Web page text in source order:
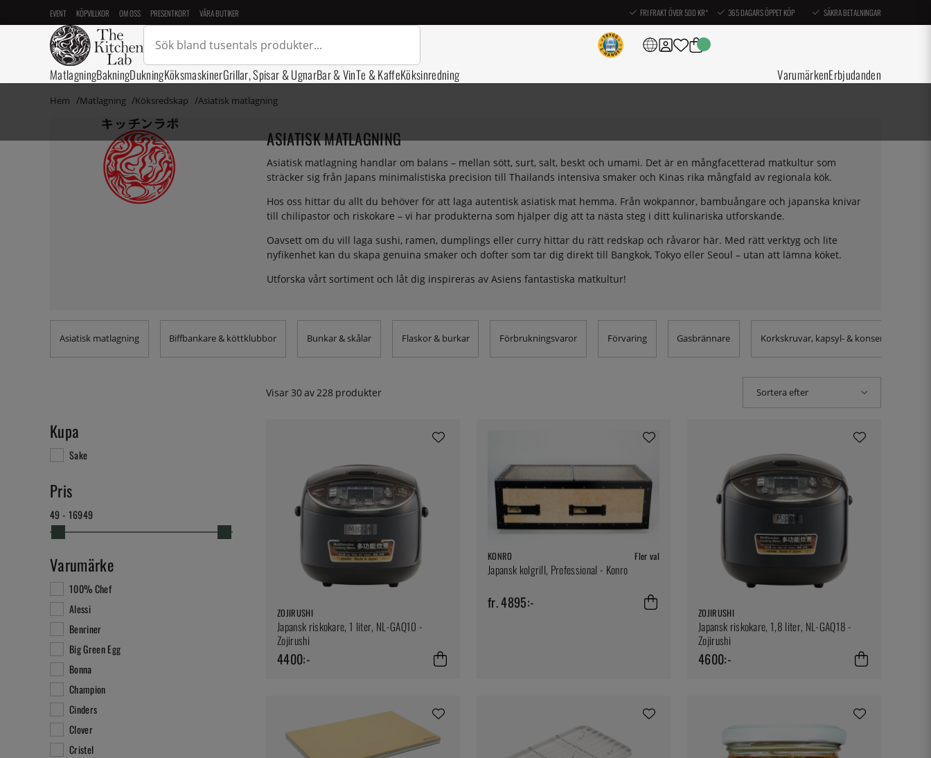
EVENT KÖPVILLKOR OM OSS PRESENTKORT VÅRA BUTIKER FRI FRAKT ÖVER 500 KR* 365 DAGARS ÖPPET KÖP SÄKRA BETALNINGAR
MatlagningBakningDukningKöksmaskinerGrillar, Spisar & UgnarBar & VinTe & KaffeKöksinredning VarumärkenErbjudanden
Hem Matlagning Köksredskap Asiatisk matlagning
ASIATISK MATLAGNING
Asiatisk matlagning handlar om balans – mellan sött, surt, salt, beskt och umami. Det är en mångfacetterad matkultur som
sträcker sig från Japans minimalistiska precision till Thailands intensiva smaker och Kinas rika mångfald av regionala kök.
Hos oss hittar du allt du behöver för att laga autentisk asiatisk mat hemma. Från wokpannor, bambuångare och japanska knivar
till chilipastor och riskokare – vi har produkterna som hjälper dig att ta nästa steg i ditt kulinariska utforskande.
Oavsett om du vill laga sushi, ramen, dumplings eller curry hittar du rätt redskap och råvaror här. Med rätt verktyg och lite
nyfikenhet kan du skapa genuina smaker och dofter som tar dig direkt till Bangkok, Tokyo eller Seoul – utan att lämna köket.
Utforska vårt sortiment och låt dig inspireras av Asiens fantastiska matkultur!
Asiatisk matlagning Biffbankare & köttklubbor Bunkar & skålar Flaskor & burkar Förbrukningsvaror Förvaring Gasbrännare Korkskruvar, kapsyl- & konservöppnare
Visar 30av228 produkter Sortera efter
Kupa
Sake
Pris
49 - 16949
Varumärke
100% Chef
Alessi
Benriner
Big Green Egg
Bonna
Champion
Cinders
Clover
Cristel
ZOJIRUSHI
Japansk riskokare, 1 liter, NL-GAQ10 -
Zojirushi
4400:-
KONRO Fler val
Japansk kolgrill, Professional - Konro
fr. 4895:-
ZOJIRUSHI
Japansk riskokare, 1,8 liter, NL-GAQ18 -
Zojirushi
4600:-